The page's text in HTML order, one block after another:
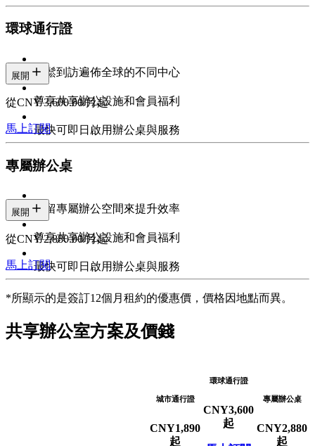
環球通行證
輕鬆到訪遍佈全球的不同中心
尊享共享辦公設施和會員福利
最快可即日啟用辦公桌與服務
展開
從CNY 3,600.00/月起
馬上訂閱
專屬辦公桌
預留專屬辦公空間來提升效率
尊享共享辦公設施和會員福利
最快可即日啟用辦公桌與服務
展開
從CNY 2,880.00/月起
馬上訂閱
*所顯示的是簽訂12個月租約的優惠價，價格因地點而異。
共享辦公室方案及價錢
城市通行證
CNY1,890
起
環球通行證
CNY3,600
起
專屬辦公桌
CNY2,880
起